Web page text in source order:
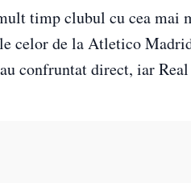
timp clubul cu cea mai
celor de la Atletico
confruntat direct, iar